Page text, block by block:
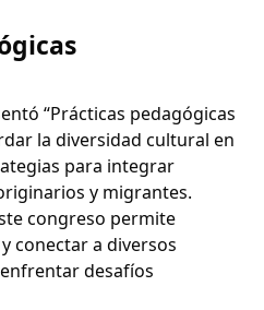
“Prácticas pedagógicas
la diversidad cultural en
para integrar
y migrantes.
congreso permite
conectar a diversos
desafíos